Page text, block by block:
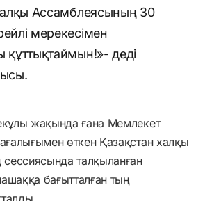
Ассамблеясының 30
мерекесімен
деді
жақында ғана Мемлекет
өткен Қазақстан халқы
талқыланған
бағытталған тың